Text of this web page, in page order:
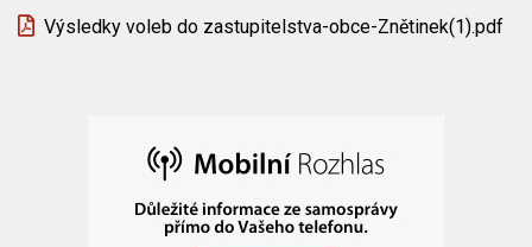
Výsledky voleb do zastupitelstva-obce-Znětinek(1).pdf